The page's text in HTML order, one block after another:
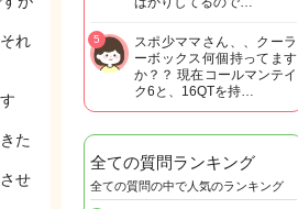
れ
た
せ
スポ少ママさん、、クーラ
ーボックス何個持ってます
か？？ 現在コールマンテイ
ク6と、16QTを持…
5
全ての質問ランキング
全ての質問の中で人気のランキング